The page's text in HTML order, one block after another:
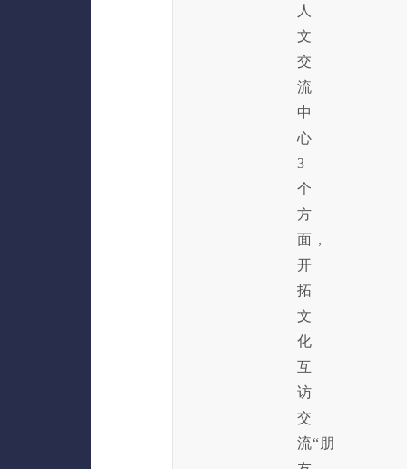
人
文
交
流
中
心
3
个
方
面，
开
拓
文
化
互
访
交
流“朋